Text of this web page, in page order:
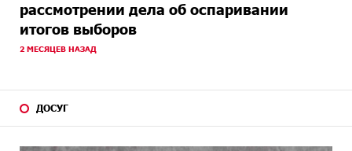
рассмотрении дела об оспаривании
итогов выборов
2 МЕСЯЦЕВ НАЗАД
ДОСУГ